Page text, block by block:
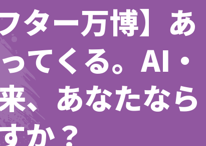
ター万博】あ
てくる。AI・
、あなたなら
か？